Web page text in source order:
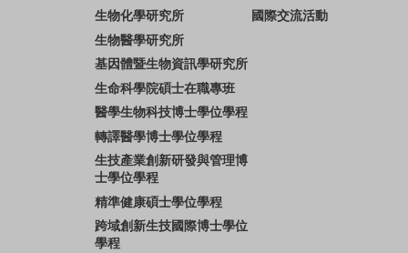
生物化學研究所
生物醫學研究所
基因體暨生物資訊學研究所
生命科學院碩士在職專班
醫學生物科技博士學位學程
轉譯醫學博士學位學程
生技產業創新研發與管理博
士學位學程
精準健康碩士學位學程
跨域創新生技國際博士學位
學程
國際交流活動